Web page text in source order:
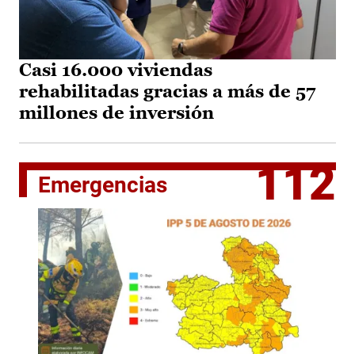
Casi 16.000 viviendas
rehabilitadas gracias a más de 57
millones de inversión
Emergencias 112